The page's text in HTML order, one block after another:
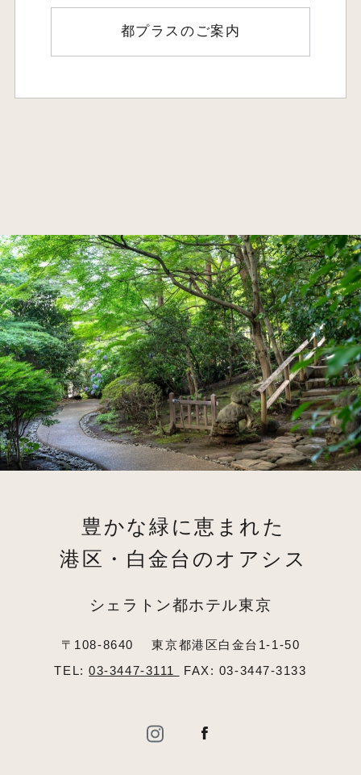
都プラスのご案内
豊かな緑に恵まれた
港区・白金台のオアシス
シェラトン都ホテル東京
〒108-8640
東京都港区白金台1-1-50
TEL:03-3447-3111 FAX: 03-3447-3133